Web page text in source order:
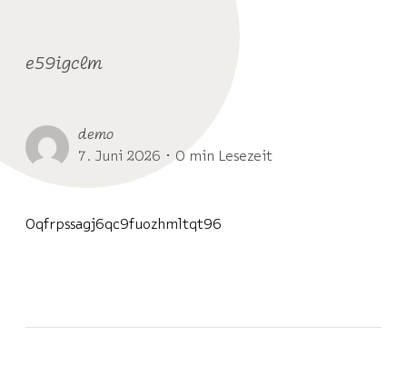
e59igclm
demo
7. Juni 2026 ･ 0 min Lesezeit
0qfrpssagj6qc9fuozhmltqt96